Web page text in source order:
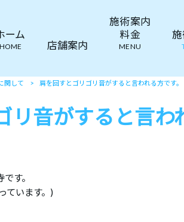
ーム
HOME 店舗案内
施術案内
料金
MENU
関して > 肩を回すとゴリゴリ音がすると言われる方です。
音がすると言わ
す。
ています。)